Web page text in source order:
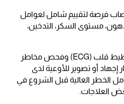
فرصة لتقييم شامل لعوامل
مستوى السكر، التدخين،
التقييم القلبي قد يتضمن تخطيط قلب (ECG) وفحص مخاطر
إجهاد أو تصوير للأوعية لدى
الخطر العالية قبل الشروع في
العلاجات.